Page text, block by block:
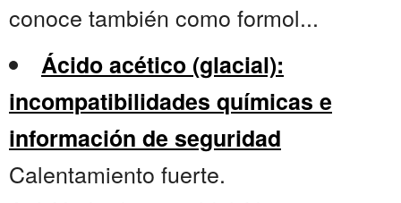
conoce también como formol...
Ácido acético (glacial):
incompatibilidades químicas e
información de seguridad
Calentamiento fuerte.